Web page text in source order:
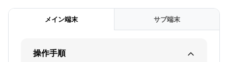
メイン端末 サブ端末
操作手順